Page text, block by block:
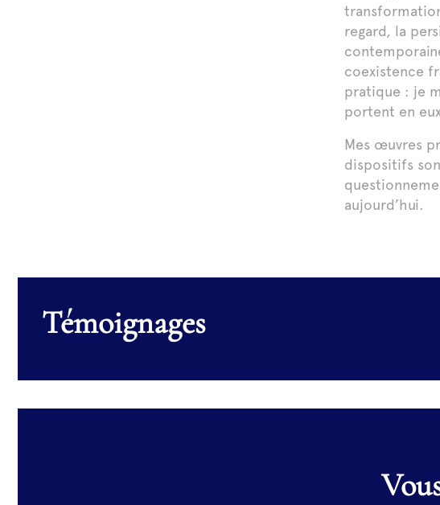
regard, la
coexistence
pratique : je
portent en
Mes œuvres
dispositifs
aujourd’hui.
Témoignages